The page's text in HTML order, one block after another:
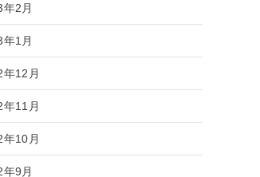
2月
1月
年12月
年11月
年10月
9月